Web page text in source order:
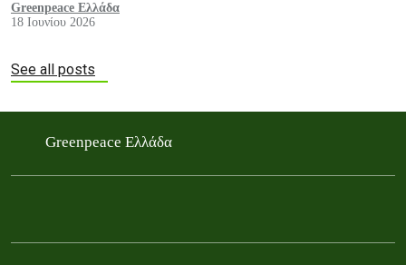
Greenpeace Ελλάδα
18 Ιουνίου 2026
See all posts
Greenpeace Ελλάδα